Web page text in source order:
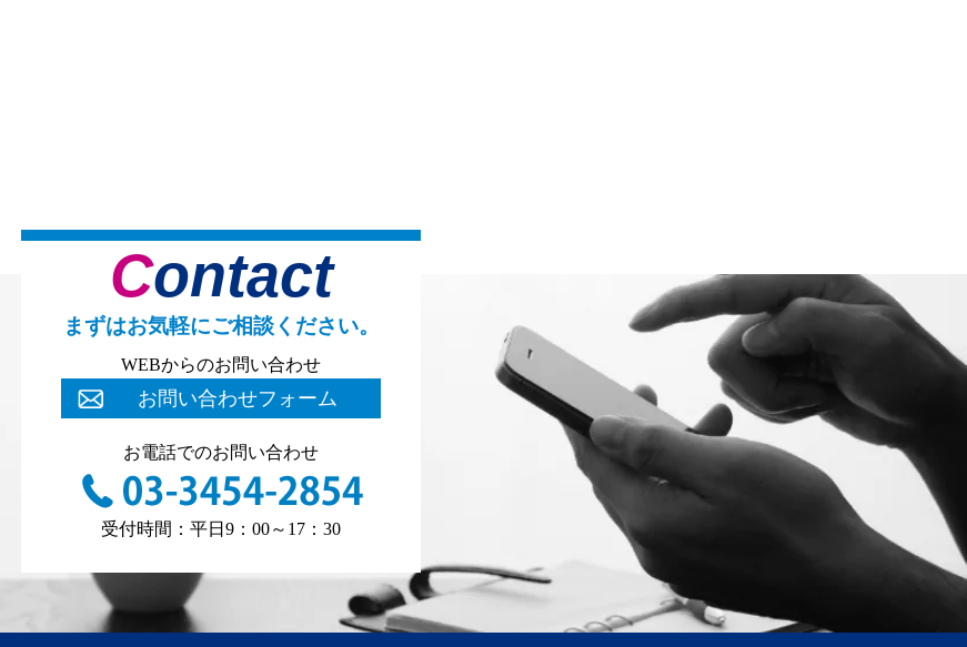
Contact
まずはお気軽にご相談ください。
WEBからのお問い合わせ
お問い合わせフォーム
お電話でのお問い合わせ
受付時間：平日9：00～17：30